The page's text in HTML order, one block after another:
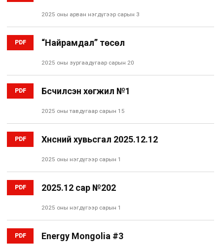
2025 оны арван нэгдүгээр сарын 3
PDF “Найрамдал” төсөл
2025 оны зургаадугаар сарын 20
PDF Бүсчилсэн хөгжил №1
2025 оны тавдугаар сарын 15
PDF Хүнсний хувьсгал 2025.12.12
2025 оны нэгдүгээр сарын 1
PDF 2025.12 сар №202
2025 оны нэгдүгээр сарын 1
PDF Energy Mongolia #3